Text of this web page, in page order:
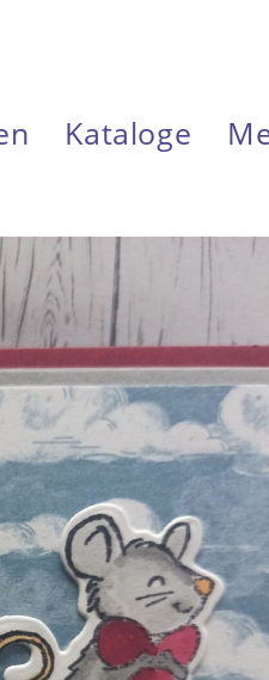
Kataloge